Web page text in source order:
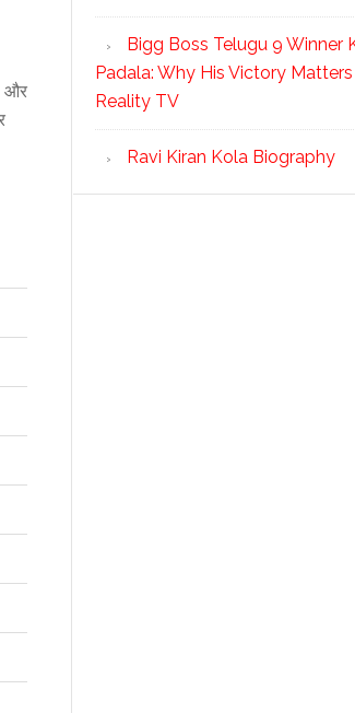
और
Bigg Boss Telugu 9 Winner
Padala: Why His Victory
Reality TV
Ravi Kiran Kola Biography